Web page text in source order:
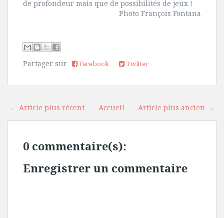
de profondeur mais que de possibilités de jeux !
Photo François Fontana
Partager sur Facebook Twitter
← Article plus récent Article plus ancien →
Accueil
0 commentaire(s):
Enregistrer un commentaire